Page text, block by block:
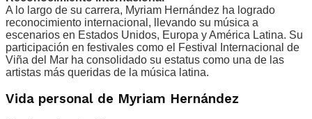
A lo largo de su carrera, Myriam Hernández ha logrado
reconocimiento internacional, llevando su música a
escenarios en Estados Unidos, Europa y América Latina. Su
participación en festivales como el Festival Internacional de
Viña del Mar ha consolidado su estatus como una de las
artistas más queridas de la música latina.
Vida personal de Myriam Hernández